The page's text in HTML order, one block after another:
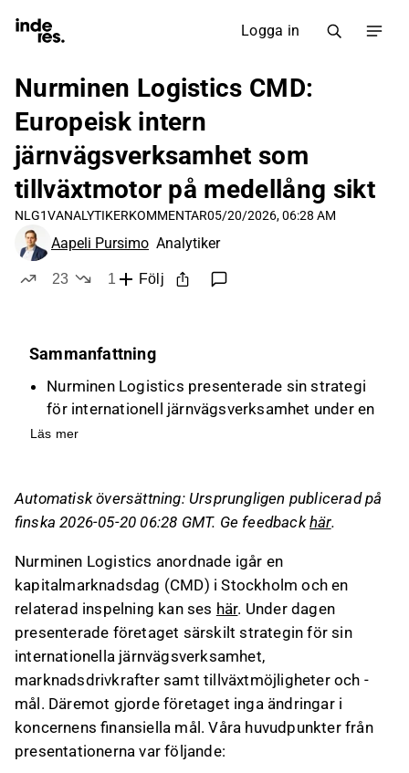
Logga in
Nurminen Logistics CMD:
Europeisk intern
järnvägsverksamhet som
tillväxtmotor på medellång sikt
NLG1VANALYTIKERKOMMENTAR05/20/2026, 06:28 AM
Aapeli Pursimo Analytiker
23
1
Följ
Sammanfattning
Nurminen Logistics presenterade sin strategi
för internationell järnvägsverksamhet under en
kapitalmarknadsdag, med fokus på
öka sin andel av handeln.
Företaget siktar på att fördubbla
järnvägsverksamheten inom 2–3 år, med en
plan att lägga till nya rutter och öka
blocktågsturer mellan Italien och Sverige.
Nurminen ser stora men osäkra möjligheter på
längre sikt, särskilt om den geopolitiska
situationen normaliseras, vilket kan öppna för
återupprättandet av den direkta nordliga
rutten.
Kapitalallokeringen fokuserar på organisk
Läs mer
Automatisk översättning: Ursprungligen publicerad på
finska 2026-05-20 06:28 GMT. Ge feedbackhär.
Nurminen Logistics anordnade igår en
kapitalmarknadsdag (CMD) i Stockholm och en
relaterad inspelning kan ses här. Under dagen
presenterade företaget särskilt strategin för sin
internationella järnvägsverksamhet,
marknadsdrivkrafter samt tillväxtmöjligheter och -
mål. Däremot gjorde företaget inga ändringar i
koncernens finansiella mål. Våra huvudpunkter från
presentationerna var följande: